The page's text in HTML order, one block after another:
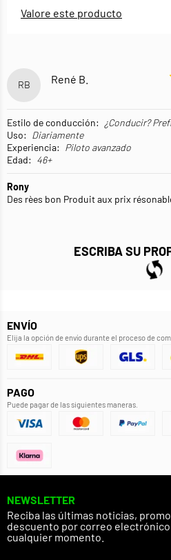
Valore este producto
RB René B.
Estilo de conducción: ¿Conducir?
Uso: Diariamente
Experiencia: Piloto avanzado
Edad: 46+
Rony
Des rèes bon Produit aux prix
ESCRIBA SU
ENVÍO
Elija la opción de envío durante el proceso de
PAGO
Puede pagar de las siguientes maneras.
NEWSLETTER
Reciba las últimas noticias,
descuento por correo
cualquier momento.